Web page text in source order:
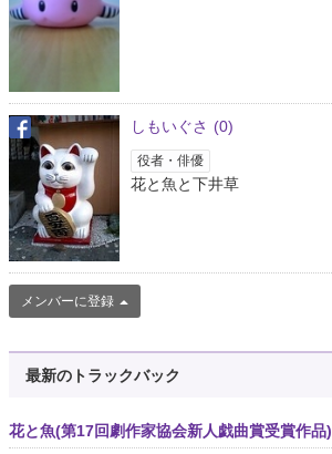
しもいぐさ (0)
役者・俳優
花と魚と下井草
メンバーに登録
最新のトラックバック
花と魚(第17回劇作家協会新人戯曲賞受賞作品)